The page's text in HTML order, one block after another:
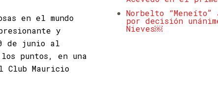
en el mundo
y
de junio al
puntos, en una
Club Mauricio
Norbelto “Meneíto”
por decisión
Nieves￼